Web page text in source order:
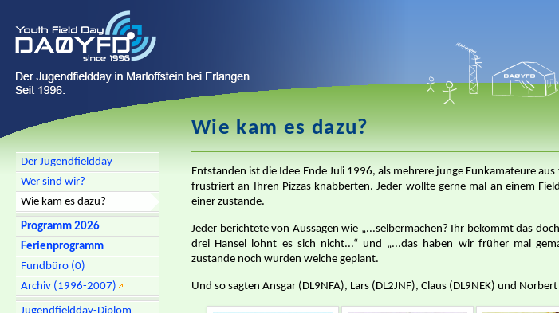
Der Jugendfieldday
Wer sind wir?
Wie kam es dazu?
Programm 2026
Ferienprogramm
Fundbüro (0)
Archiv (1996-2007)
Wie kam es dazu?
Entstanden ist die Idee Ende Juli 1996, als mehrere junge Funkamateure
frustriert an Ihren Pizzas knabberten. Jeder wollte gerne mal an einem
einer zustande.
Jeder berichtete von Aussagen wie „...selbermachen? Ihr bekommt das
drei Hansel lohnt es sich nicht...“ und „...das haben wir früher mal
zustande noch wurden welche geplant.
Und so sagten Ansgar (DL9NFA), Lars (DL2JNF), Claus (DL9NEK) und Norbert